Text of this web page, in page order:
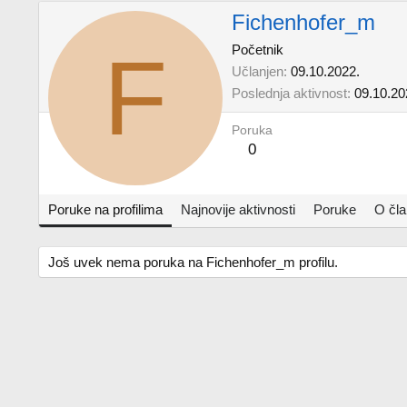
F
Fichenhofer_m
Početnik
Učlanjen 09.10.2022.
Poslednja aktivnost
Poruka
0
Poruke na profilima Najnovije aktivnosti Poruke O
Još uvek nema poruka na Fichenhofer_m profilu.